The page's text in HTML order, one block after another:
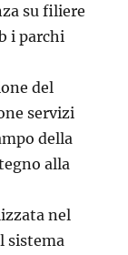
su filiere
i parchi
del
servizi
della
alla
nel
sistema